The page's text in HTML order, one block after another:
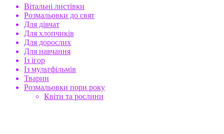
Вітальні листівки
Розмальовки до свят
Для дівчат
Для хлопчиків
Для дорослих
Для навчання
Із ігор
Із мультфільмів
Тварин
Розмальовки пори року
Квіти та рослини